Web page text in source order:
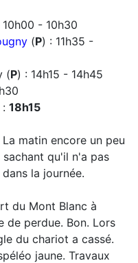
10h00 - 10h30
(P) : 11h35 -
(P) : 14h15 - 14h45
: 18h15
matin encore un peu
qu'il n'a pas
la journée.
du Mont Blanc à
de perdue. Bon. Lors
du chariot a cassé.
jaune. Travaux